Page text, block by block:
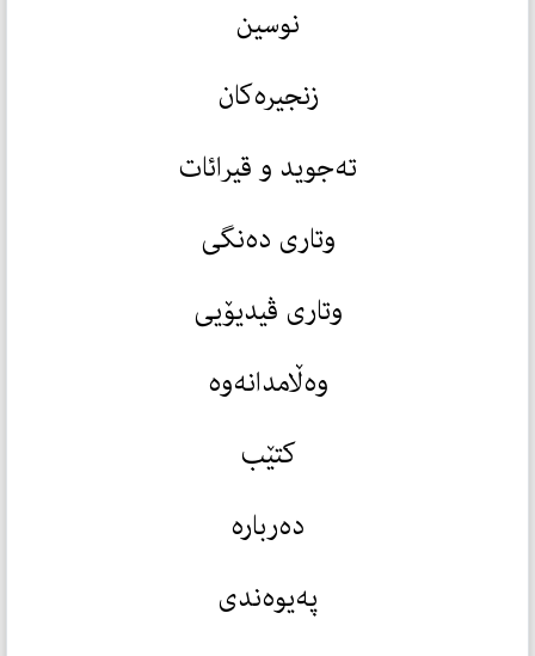
نوسین
زنجیرەکان
تەجوید و قیرائات
وتاری دەنگی
وتاری ڤیدیۆیی
وەڵامدانەوە
کتێب
دەربارە
پەیوەندی